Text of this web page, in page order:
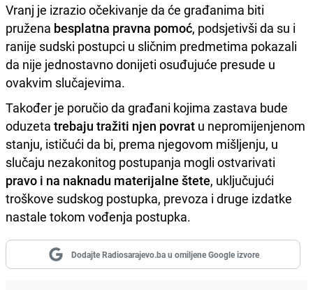
Vranj je izrazio očekivanje da će građanima biti
pružena besplatna pravna pomoć, podsjetivši da su i
ranije sudski postupci u sličnim predmetima pokazali
da nije jednostavno donijeti osuđujuće presude u
ovakvim slučajevima.
Također je poručio da građani kojima zastava bude
oduzeta trebaju tražiti njen povrat u nepromijenjenom
stanju, ističući da bi, prema njegovom mišljenju, u
slučaju nezakonitog postupanja mogli ostvarivati
pravo i na naknadu materijalne štete, uključujući
troškove sudskog postupka, prevoza i druge izdatke
nastale tokom vođenja postupka.
Dodajte Radiosarajevo.ba u omiljene Google izvore